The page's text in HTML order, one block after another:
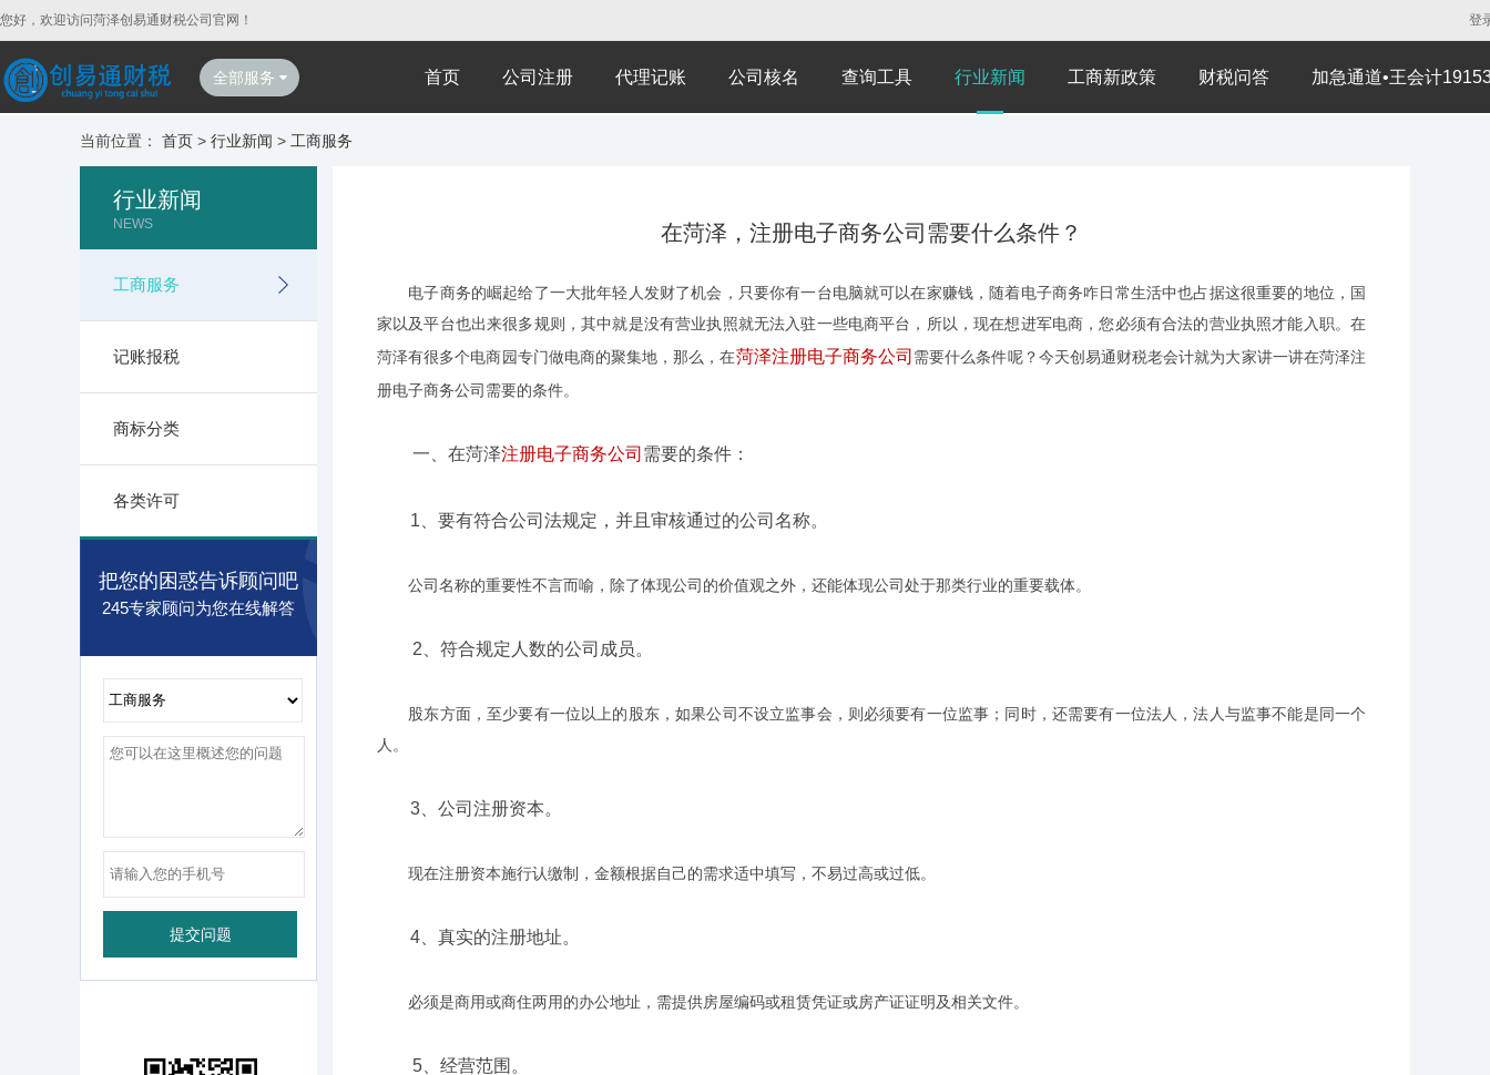
您好，欢迎访问菏泽创易通财税公司官网！ 登
全部服务 首页 公司注册 代理记账 公司核名 查询工具 行业新闻 工商新政策 财税问答 加急通道•王会计
当前位置： 首页 > 行业新闻 > 工商服务
行业新闻
NEWS
工商服务
记账报税
商标分类
各类许可
把您的困惑告诉顾问吧
245专家顾问为您在线解答
在菏泽，注册电子商务公司需要什么条件？
电子商务的崛起给了一大批年轻人发财了机会，只要你有一台电脑就可以在家赚钱，随着电子商务咋日常生活中也占据这很重要的地位，国
家以及平台也出来很多规则，其中就是没有营业执照就无法入驻一些电商平台，所以，现在想进军电商，您必须有合法的营业执照才能入职。在
菏泽有很多个电商园专门做电商的聚集地，那么，在菏泽注册电子商务公司 需要什么条件呢？今天创易通财税老会计就为大家讲一讲在菏泽注
册电子商务公司需要的条件。
一、在菏泽注册电子商务公司 需要的条件：
1、要有符合公司法规定，并且审核通过的公司名称。
公司名称的重要性不言而喻，除了体现公司的价值观之外，还能体现公司处于那类行业的重要载体。
2、符合规定人数的公司成员。
股东方面，至少要有一位以上的股东，如果公司不设立监事会，则必须要有一位监事；同时，还需要有一位法人，法人与监事不能是同一个
人。
3、公司注册资本。
现在注册资本施行认缴制，金额根据自己的需求适中填写，不易过高或过低。
4、真实的注册地址。
必须是商用或商住两用的办公地址，需提供房屋编码或租赁凭证或房产证证明及相关文件。
5、经营范围。